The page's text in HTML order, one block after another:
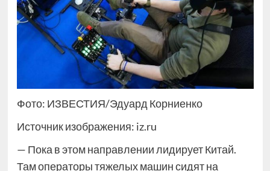
Фото: ИЗВЕСТИЯ/Эдуард Корниенко
Источник изображения: iz.ru
— Пока в этом направлении лидирует Китай.
Там операторы тяжелых машин сидят на